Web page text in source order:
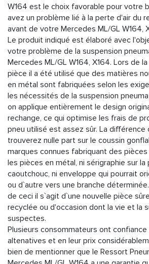
W164 est le choix favorable pour votre
avez un problème lié à la perte d'air du
avant de votre Mercedes ML/GL W164,
Le produit indiqué est élaboré avec
votre problème de la suspension
Mercedes ML/GL W164, X164. Lors de
pièce il a été utilisé que des matières
en métal sont fabriquées selon les
les nécessités de la suspension
on applique entièrement le design
rechange, ce qui optimise les frais de
pneu utilisé est assez sûr. La différence
trouverez nulle part sur le coussin
marques connues fabriquant des
les pièces en métal, ni sérigraphie sur la
caoutchouc, ni enveloppe qui pourrait
ou d`autre vers une branche
de ceci il s`agit d`une nouvelle pièce
recyclée ou d'occasion dont la vie et la
suspectes.
Plusieurs consommateurs ont
altenatives et en leur prix
bien de mentionner que le Ressort